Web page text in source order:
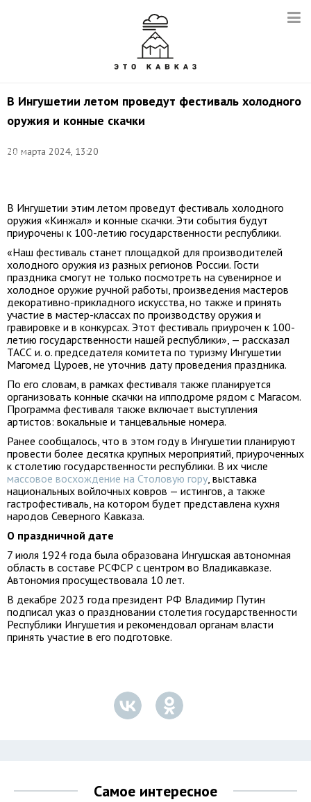
В Ингушетии летом проведут фестиваль холодного
оружия и конные скачки
20 марта 2024, 13:20
Елена
В Ингушетии этим летом проведут фестиваль холодного
оружия «Кинжал» и конные скачки. Эти события будут
приурочены к 100-летию государственности республики.
«Наш фестиваль станет площадкой для производителей
холодного оружия из разных регионов России. Гости
праздника смогут не только посмотреть на сувенирное и
холодное оружие ручной работы, произведения мастеров
декоративно-прикладного искусства, но также и принять
участие в мастер-классах по производству оружия и
гравировке и в конкурсах. Этот фестиваль приурочен к 100-
летию государственности нашей республики», — рассказал
ТАСС и. о. председателя комитета по туризму Ингушетии
Магомед Цуроев, не уточнив дату проведения праздника.
По его словам, в рамках фестиваля также планируется
организовать конные скачки на ипподроме рядом с Магасом.
Программа фестиваля также включает выступления
артистов: вокальные и танцевальные номера.
Ранее сообщалось, что в этом году в Ингушетии планируют
провести более десятка крупных мероприятий, приуроченных
к столетию государственности республики. В их числе
массовое восхождение на Столовую гору, выставка
национальных войлочных ковров — истингов, а также
гастрофестиваль, на котором будет представлена кухня
народов Северного Кавказа.
О праздничной дате
7 июля 1924 года была образована Ингушская автономная
область в составе РСФСР с центром во Владикавказе.
Автономия просуществовала 10 лет.
В декабре 2023 года президент РФ Владимир Путин
подписал указ о праздновании столетия государственности
Республики Ингушетия и рекомендовал органам власти
принять участие в его подготовке.
Самое интересное